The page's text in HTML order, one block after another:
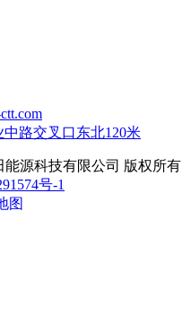
路交叉口东北120米
源科技有限公司 版权所有
号-1
图